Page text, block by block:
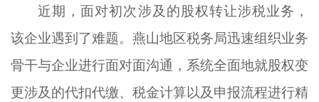
近期，面对初次涉及的股权转让涉税业务，
该企业遇到了难题。燕山地区税务局迅速组织业务
骨干与企业进行面对面沟通，系统全面地就股权变
更涉及的代扣代缴、税金计算以及申报流程进行精